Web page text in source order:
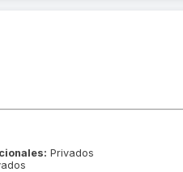
Privados